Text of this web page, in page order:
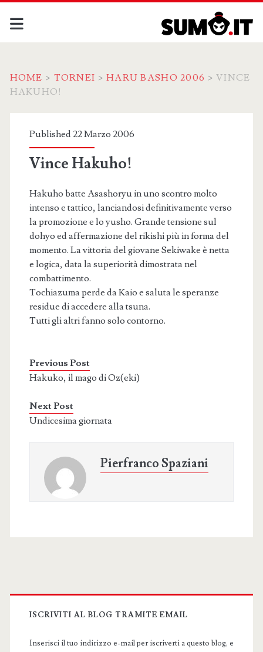
HOME > TORNEI >HARU BASHO 2006 >VINCE
HAKUHO!
Published 22 Marzo 2006
Vince Hakuho!
Hakuho batte Asashoryu in uno scontro molto
intenso e tattico, lanciandosi definitivamente verso
la promozione e lo yusho. Grande tensione sul
dohyo ed affermazione del rikishi più in forma del
momento. La vittoria del giovane Sekiwake è netta
e logica, data la superiorità dimostrata nel
combattimento.
Tochiazuma perde da Kaio e saluta le speranze
residue di accedere alla tsuna.
Tutti gli altri fanno solo contorno.
Previous Post
Hakuko, il mago di Oz(eki)
Next Post
Undicesima giornata
Pierfranco Spaziani
Primary
Sidebar
ISCRIVITI AL BLOG TRAMITE EMAIL
Inserisci il tuo indirizzo e-mail per iscriverti a questo blog, e